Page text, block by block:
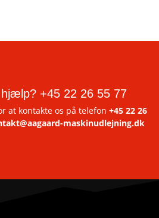
hjælp? +45 22 26 55 77
at kontakte os på telefon +45 22 26
maskinudlejning.dk